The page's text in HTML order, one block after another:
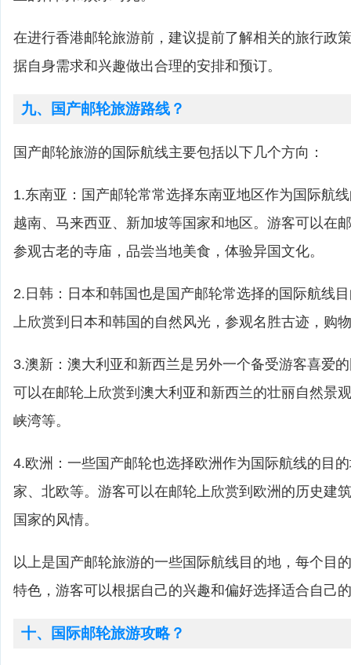
在进行香港邮轮旅游前，建议提前了解相关的旅行政
据自身需求和兴趣做出合理的安排和预订。
九、国产邮轮旅游路线？
国产邮轮旅游的国际航线主要包括以下几个方向：
1.东南亚：国产邮轮常常选择东南亚地区作为国际航
越南、马来西亚、新加坡等国家和地区。游客可以在
参观古老的寺庙，品尝当地美食，体验异国文化。
2.日韩：日本和韩国也是国产邮轮常选择的国际航线
上欣赏到日本和韩国的自然风光，参观名胜古迹，购
3.澳新：澳大利亚和新西兰是另外一个备受游客喜爱
可以在邮轮上欣赏到澳大利亚和新西兰的壮丽自然景
峡湾等。
4.欧洲：一些国产邮轮也选择欧洲作为国际航线的目
家、北欧等。游客可以在邮轮上欣赏到欧洲的历史建
国家的风情。
以上是国产邮轮旅游的一些国际航线目的地，每个目
特色，游客可以根据自己的兴趣和偏好选择适合自己
十、国际邮轮旅游攻略？